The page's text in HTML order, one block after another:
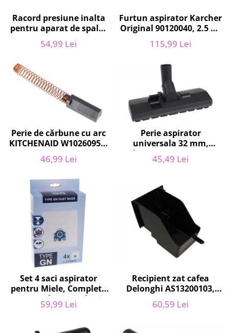
Servere, Componente & UPS
Telecomenzi garaj
Sport & Activitati in aer liber
Accesorii Fitness
Accesorii sportive
Articole Voiaj
Sporturi acvatice
Sporturi de interior
TV, Audio & Foto
Aparate Foto & Accesorii
Audio HI-FI & Profesionale
Camere video si sport
Drone si Accesorii
Home Cinema & Audio
Playere, Boxe & Casti
Telescoape & Optica
Bacanie
Ambalaje cadouri
Curatenie si intretinere
Racord presiune inalta
pentru aparat de spalat
cu presiune, KARCHER
9.013-355.0, K4/K5
54,99 Lei
Furtun aspirator Karcher
Original 90120040, 2.5 m,
negru
115,99 Lei
Perie de cărbune cu arc
KITCHENAID W10260958,
5KSM15
46,99 Lei
Perie aspirator
universala 32 mm,
latime 27 cm, V272
ECONOMY
45,49 Lei
Set 4 saci aspirator
pentru Miele, Complete
C2, Complete C3, Classic
C1, S8, S5, S2, compatibil
59,99 Lei
Recipient zat cafea
Delonghi AS13200103,
ECAM21 - ECAM25
60,59 Lei